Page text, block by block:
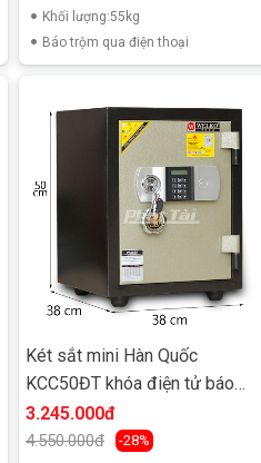
Khối lượng:55kg
Báo trộm qua điện thoại
Két sắt mini Hàn Quốc
KCC50ĐT khóa điện tử báo
động
3.245.000đ
4.550.000đ -28%